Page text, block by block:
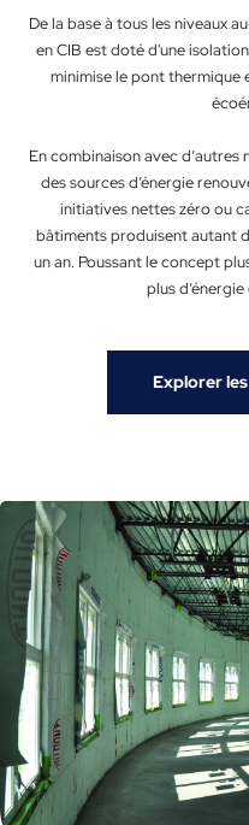
De la base à tous les niveaux
en CIB est doté d'une
minimise le pont thermique
En combinaison avec
des sources d’énergie
initiatives nettes zéro ou
bâtiments produisent autant
un an. Poussant le concept
plus d’énergie
Explorer